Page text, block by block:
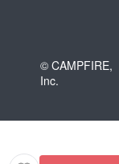
© CAMPFIRE,
Inc.